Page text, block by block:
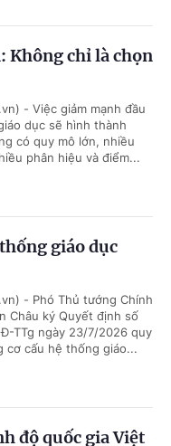
Không chỉ là chọn
- Việc giảm mạnh đầu
dục sẽ hình thành
có quy mô lớn, nhiều
phân hiệu và điểm...
giáo dục
- Phó Thủ tướng Chính
Châu ký Quyết định số
TTg ngày 23/7/2026 quy
cơ cấu hệ thống giáo...
độ quốc gia Việt